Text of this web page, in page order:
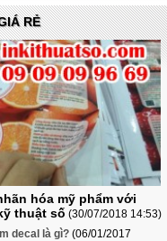
RẺ
hóa mỹ phẩm với
thuật số (30/07/2018 14:53)
decal là gì? (06/01/2017